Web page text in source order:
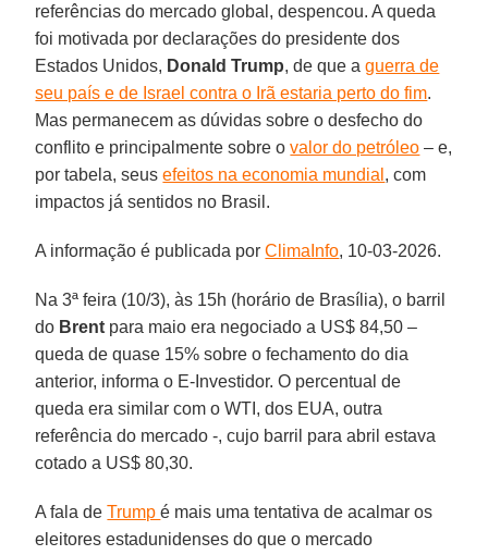
referências do mercado global, despencou. A queda
foi motivada por declarações do presidente dos
Estados Unidos, Donald Trump, de que aguerra de
seu país e de Israel contra o Irã estaria perto do fim.
Mas permanecem as dúvidas sobre o desfecho do
conflito e principalmente sobre ovalor do petróleo – e,
por tabela, seusefeitos na economia mundial , com
impactos já sentidos no Brasil.
A informação é publicada porClimaInfo, 10-03-2026.
Na 3ª feira (10/3), às 15h (horário de Brasília), o barril
do Brent para maio era negociado a US$ 84,50 –
queda de quase 15% sobre o fechamento do dia
anterior, informa o E-Investidor. O percentual de
queda era similar com o WTI, dos EUA, outra
referência do mercado -, cujo barril para abril estava
cotado a US$ 80,30.
A fala deTrumpé mais uma tentativa de acalmar os
eleitores estadunidenses do que o mercado